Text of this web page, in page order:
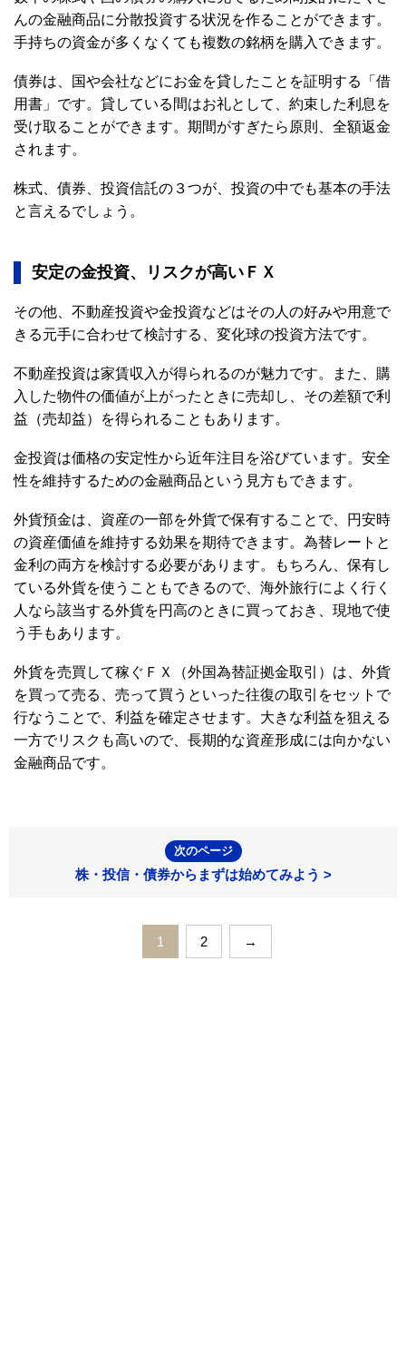
んの金融商品に分散投資する状況を作ることができます。
手持ちの資金が多くなくても複数の銘柄を購入できます。
債券は、国や会社などにお金を貸したことを証明する「借
用書」です。貸している間はお礼として、約束した利息を
受け取ることができます。期間がすぎたら原則、全額返金
されます。
株式、債券、投資信託の３つが、投資の中でも基本の手法
と言えるでしょう。
安定の金投資、リスクが高いＦＸ
その他、不動産投資や金投資などはその人の好みや用意で
きる元手に合わせて検討する、変化球の投資方法です。
不動産投資は家賃収入が得られるのが魅力です。また、購
入した物件の価値が上がったときに売却し、その差額で利
益（売却益）を得られることもあります。
金投資は価格の安定性から近年注目を浴びています。安全
性を維持するための金融商品という見方もできます。
外貨預金は、資産の一部を外貨で保有することで、円安時
の資産価値を維持する効果を期待できます。為替レートと
金利の両方を検討する必要があります。もちろん、保有し
ている外貨を使うこともできるので、海外旅行によく行く
人なら該当する外貨を円高のときに買っておき、現地で使
う手もあります。
外貨を売買して稼ぐＦＸ（外国為替証拠金取引）は、外貨
を買って売る、売って買うといった往復の取引をセットで
行なうことで、利益を確定させます。大きな利益を狙える
一方でリスクも高いので、長期的な資産形成には向かない
金融商品です。
次のページ
株・投信・債券からまずは始めてみよう >
1 2 →